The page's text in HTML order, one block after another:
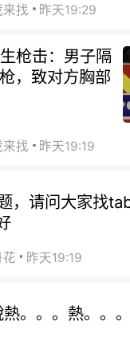
找 昨天19:29
枪击：男子隔
，致对方胸部
找 昨天19:19
，请问大家找
花 昨天19:19
。。。熱。。